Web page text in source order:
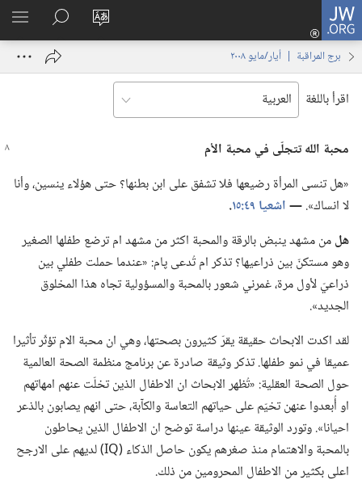
JW.ORG
تغيير
الموقع
تسجيل
الدخول
نافذة
البحث
في
JW.‎ORG
برج المراقبة | ‏‎أيار/مايو‏ ‏‎٢٠٠٨‏
اقرأ باللغة
محبة الله تتجلّى في محبة الأم
‏«هل تنسى المرأة رضيعها فلا تشفق على ابن بطنها؟‏ حتى هؤلاء ينسين،‏ وأنا
لا انساك».‏‏—‏اشعيا ٤٩:‏١٥
‏.‏
هلمن مشهد ينبض بالرقة والمحبة اكثر من مشهد ام ترضع طفلها الصغير
وهو مستكنّ بين ذراعيها؟‏ تذكر ام تُدعى پام:‏ «عندما حملت طفلي بين
ذراعيّ لأول مرة،‏ غمرني شعور بالمحبة والمسؤولية تجاه هذا المخلوق
الجديد».‏
لقد اكدت الابحاث حقيقة يقرّ كثيرون بصحتها،‏ وهي ان محبة الام تؤثّر تأثيرا
عميقا في نمو طفلها.‏ تذكر وثيقة صادرة عن برنامج منظمة الصحة العالمية
حول الصحة العقلية:‏ «تُظهر الابحاث ان الاطفال الذين تخلّت عنهم امهاتهم
او أُبعدوا عنهن تخيّم على حياتهم التعاسة والكآبة،‏ حتى انهم يصابون بالذعر
احيانا».‏ وتورد الوثيقة عينها دراسة توضح ان الاطفال الذين يحاطون
بالمحبة والاهتمام منذ صغرهم يكون حاصل الذكاء (‏‏Q‏I‏)‏ لديهم على الارجح
اعلى بكثير من الاطفال المحرومين من ذلك.‏